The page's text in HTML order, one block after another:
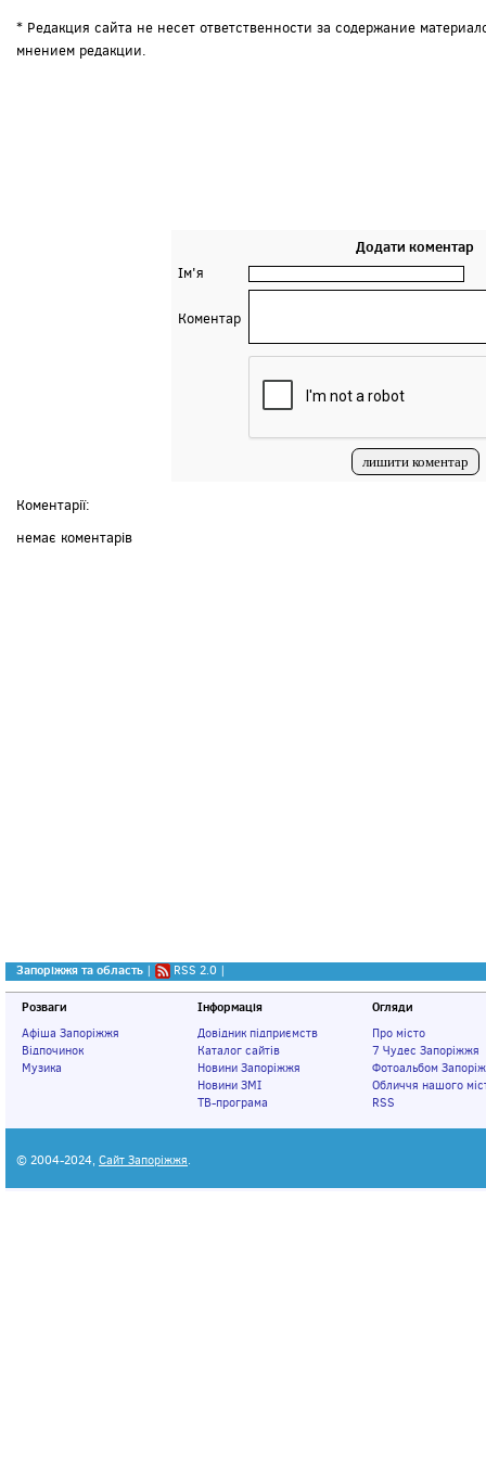
* Редакция сайта не несет ответственности за содержание
мнением редакции.
Додати коментар
Ім'я
Коментар
Коментарії:
немає коментарів
Запоріжжя та область | RSS 2.0 |
Розваги
Афіша Запоріжжя
Відпочинок
Музика
Інформація
Довідник підприємств
Каталог сайтів
Новини Запоріжжя
Новини ЗМІ
ТВ-програма
Огляди
Про місто
7 Чудес Запоріжжя
Фотоальбом
Обличчя нашого
RSS
© 2004-2024, Сайт Запоріжжя.